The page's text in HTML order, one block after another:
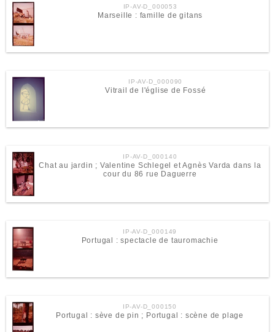
IP-AV-D_000053
Marseille : famille de gitans
IP-AV-D_000090
Vitrail de l'église de Fossé
IP-AV-D_000140
Chat au jardin ; Valentine Schlegel et Agnès Varda dans la
cour du 86 rue Daguerre
IP-AV-D_000149
Portugal : spectacle de tauromachie
IP-AV-D_000150
Portugal : sève de pin ; Portugal : scène de plage